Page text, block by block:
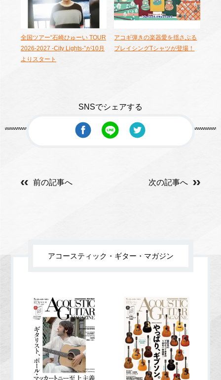
全国ツアー“石崎ひゅーい TOUR
2026-2027 -City Lights-”が10月
よりスタート
アコギ弾きの楽器愛を揺さぶる
ブレイシングTシャツが登場！
SNSでシェアする
前の記事へ 次の記事へ
アコースティック・ギター・マガジン